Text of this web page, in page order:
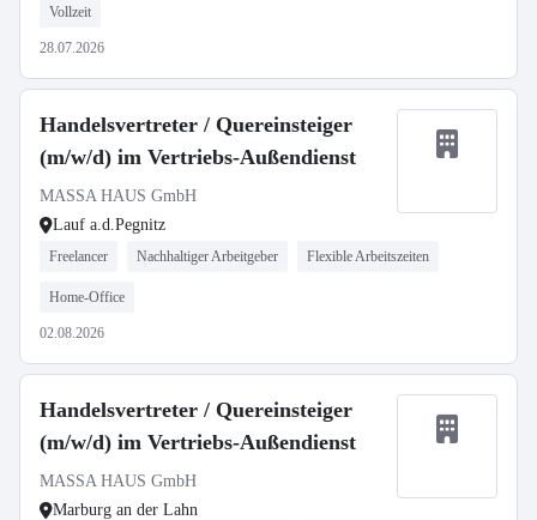
Vollzeit
28.07.2026
Handelsvertreter / Quereinsteiger
(m/w/d) im Vertriebs-Außendienst
MASSA HAUS GmbH
Lauf a.d.Pegnitz
Freelancer Nachhaltiger Arbeitgeber Flexible Arbeitszeiten
Home-Office
02.08.2026
Handelsvertreter / Quereinsteiger
(m/w/d) im Vertriebs-Außendienst
MASSA HAUS GmbH
Marburg an der Lahn